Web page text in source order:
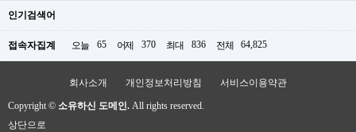
인기검색어
접속자집계 오늘 65 어제 370 최대 836 전체 64,825
회사소개 개인정보처리방침 서비스이용약관
Copyright © 소유하신 도메인. All rights reserved.
상단으로